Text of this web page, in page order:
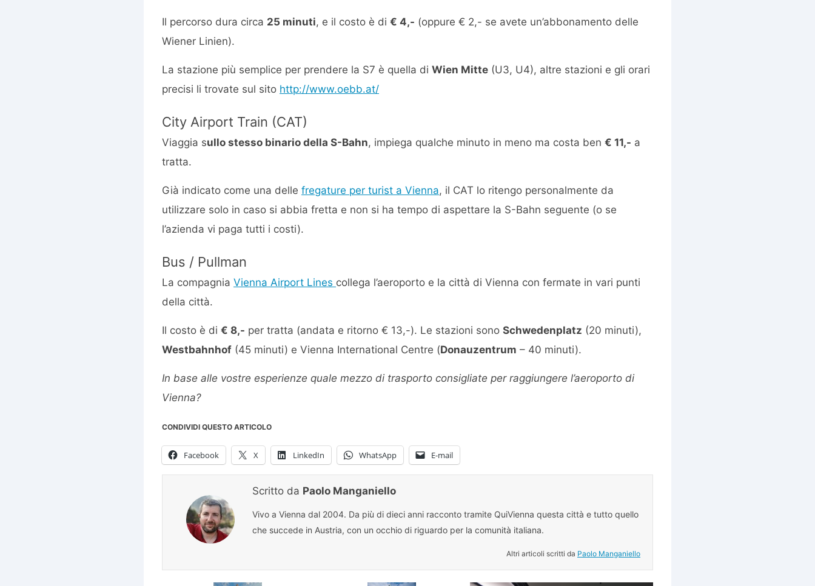
Il percorso dura circa 25 minuti, e il costo è di € 4,- (oppure € 2,- se avete un’abbonamento delle
Wiener Linien).
La stazione più semplice per prendere la S7 è quella di Wien Mitte (U3, U4), altre stazioni e gli orari
precisi li trovate sul sito http://www.oebb.at/
City Airport Train (CAT)
Viaggia sullo stesso binario della S-Bahn, impiega qualche minuto in meno ma costa ben € 11,- a
tratta.
Già indicato come una delle fregature per turist a Vienna, il CAT lo ritengo personalmente da
utilizzare solo in caso si abbia fretta e non si ha tempo di aspettare la S-Bahn seguente (o se
l’azienda vi paga tutti i costi).
Bus / Pullman
La compagnia Vienna Airport Lines collega l’aeroporto e la città di Vienna con fermate in vari punti
della città.
Il costo è di € 8,- per tratta (andata e ritorno € 13,-). Le stazioni sono Schwedenplatz (20 minuti),
Westbahnhof (45 minuti) e Vienna International Centre (Donauzentrum – 40 minuti).
In base alle vostre esperienze quale mezzo di trasporto consigliate per raggiungere l’aeroporto di
Vienna?
CONDIVIDI QUESTO ARTICOLO
Facebook X LinkedIn WhatsApp E-mail
Scritto da Paolo Manganiello
Vivo a Vienna dal 2004. Da più di dieci anni racconto tramite QuiVienna questa città e tutto quello
che succede in Austria, con un occhio di riguardo per la comunità italiana.
Altri articoli scritti da Paolo Manganiello